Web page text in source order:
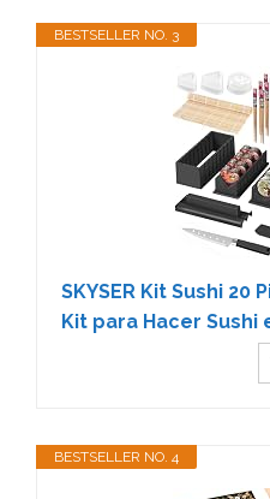
BESTSELLER NO. 3
SKYSER Kit Sushi 20
Kit para Hacer Sushi
BESTSELLER NO. 4